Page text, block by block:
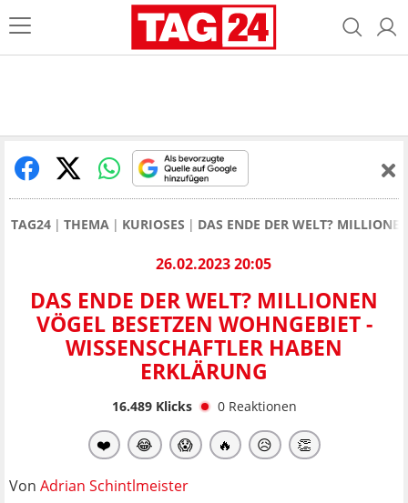
TAG24 THEMA KURIOSES DAS ENDE DER WELT?
26.02.2023 20:05
DAS ENDE DER WELT? MILLIONEN
VÖGEL BESETZEN WOHNGEBIET -
WISSENSCHAFTLER HABEN
ERKLÄRUNG
16.489Klicks 0 Reaktionen
❤️ 😂 😱 🔥 😥 👏
Von Adrian Schintlmeister